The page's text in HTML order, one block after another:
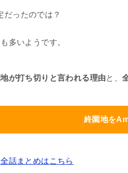
だったのでは？
多いようです。
が打ち切りと言われる理由と、
終園地を
話まとめはこちら